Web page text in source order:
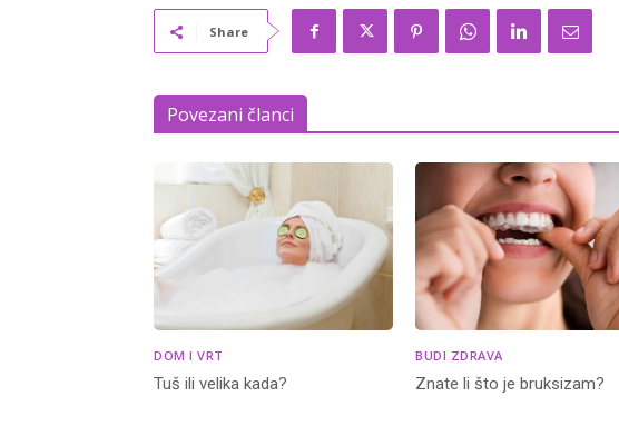
Share
Povezani članci
DOM I VRT
Tuš ili velika kada?
BUDI ZDRAVA
Znate li što je bruksizam?